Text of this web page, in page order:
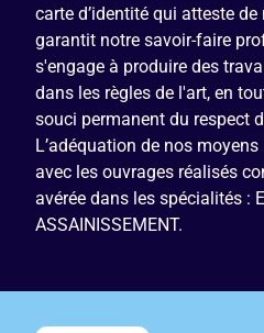
carte d’identité qui atteste
garantit notre savoir-faire
s'engage à produire des
dans les règles de l'art, en
souci permanent du respect
L’adéquation de nos
avec les ouvrages réalisés
avérée dans les spécialités :
ASSAINISSEMENT.